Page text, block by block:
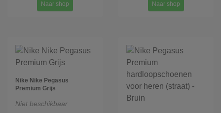
Naar shop Naar shop
Nike Nike Pegasus
Premium Grijs
Niet beschikbaar